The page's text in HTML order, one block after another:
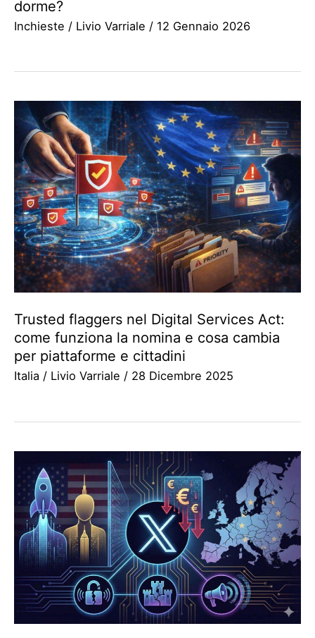
dorme?
Inchieste / Livio Varriale / 12 Gennaio 2026
Trusted flaggers nel Digital Services Act:
come funziona la nomina e cosa cambia
per piattaforme e cittadini
Italia / Livio Varriale / 28 Dicembre 2025